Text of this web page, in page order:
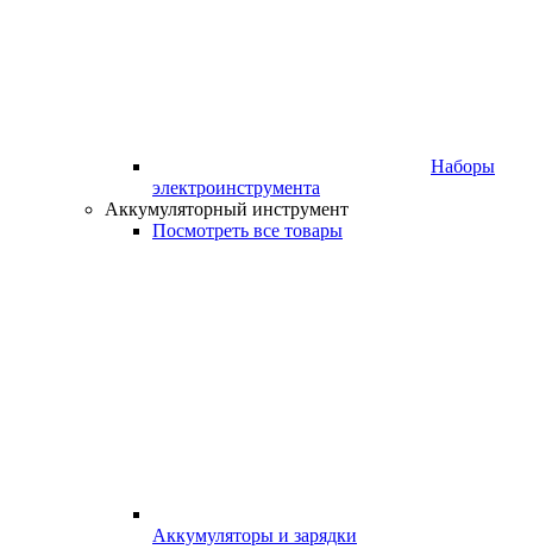
Наборы
электроинструмента
Аккумуляторный инструмент
Посмотреть все товары
Аккумуляторы и зарядки